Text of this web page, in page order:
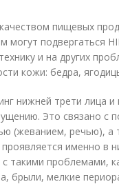
пищевых
подвергаться
и на других
кожи: бедра,
нижней трети лица
Это связано с
(жеванием, речью), а
именно в
такими проблемами,
брыли, мелкие